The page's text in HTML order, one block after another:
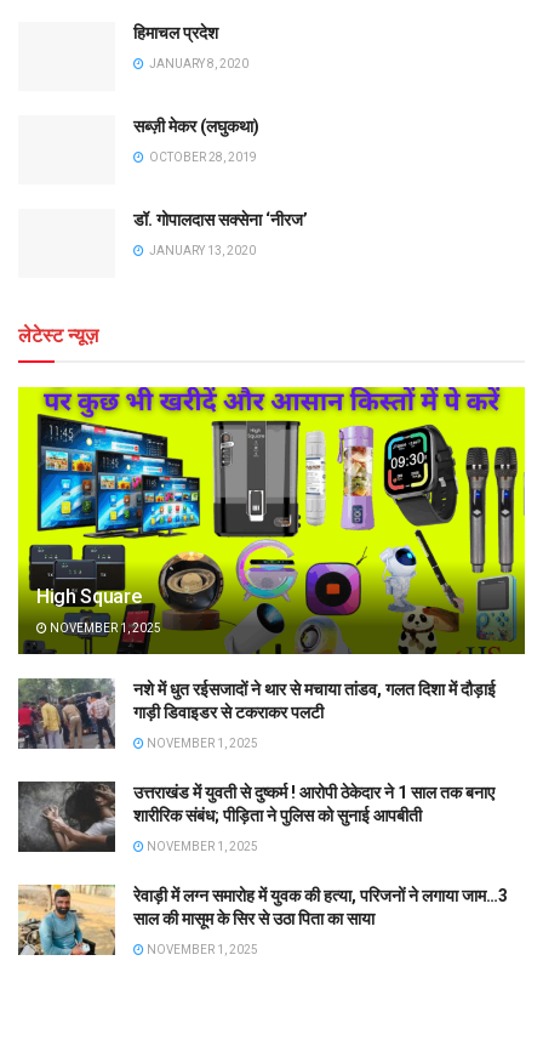
हिमाचल प्रदेश
JANUARY 8, 2020
सब्ज़ी मेकर (लघुकथा)
OCTOBER 28, 2019
डॉ. गोपालदास सक्सेना ‘नीरज’
JANUARY 13, 2020
लेटेस्ट न्यूज़
High Square
NOVEMBER 1, 2025
नशे में धुत रईसजादों ने थार से मचाया तांडव, गलत दिशा में दौड़ाई
गाड़ी डिवाइडर से टकराकर पलटी
NOVEMBER 1, 2025
उत्तराखंड में युवती से दुष्कर्म ! आरोपी ठेकेदार ने 1 साल तक बनाए
शारीरिक संबंध; पीड़िता ने पुलिस को सुनाई आपबीती
NOVEMBER 1, 2025
रेवाड़ी में लग्न समारोह में युवक की हत्या, परिजनों ने लगाया जाम…3
साल की मासूम के सिर से उठा पिता का साया
NOVEMBER 1, 2025